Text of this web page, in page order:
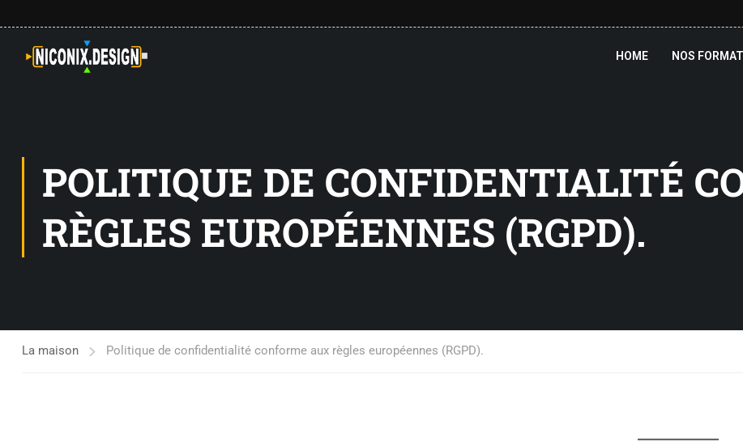
HOME NOS
POLITIQUE DE CONFIDENTIALITÉ
RÈGLES EUROPÉENNES (RGPD).
La maison Politique de confidentialité conforme aux règles européennes (RGPD).